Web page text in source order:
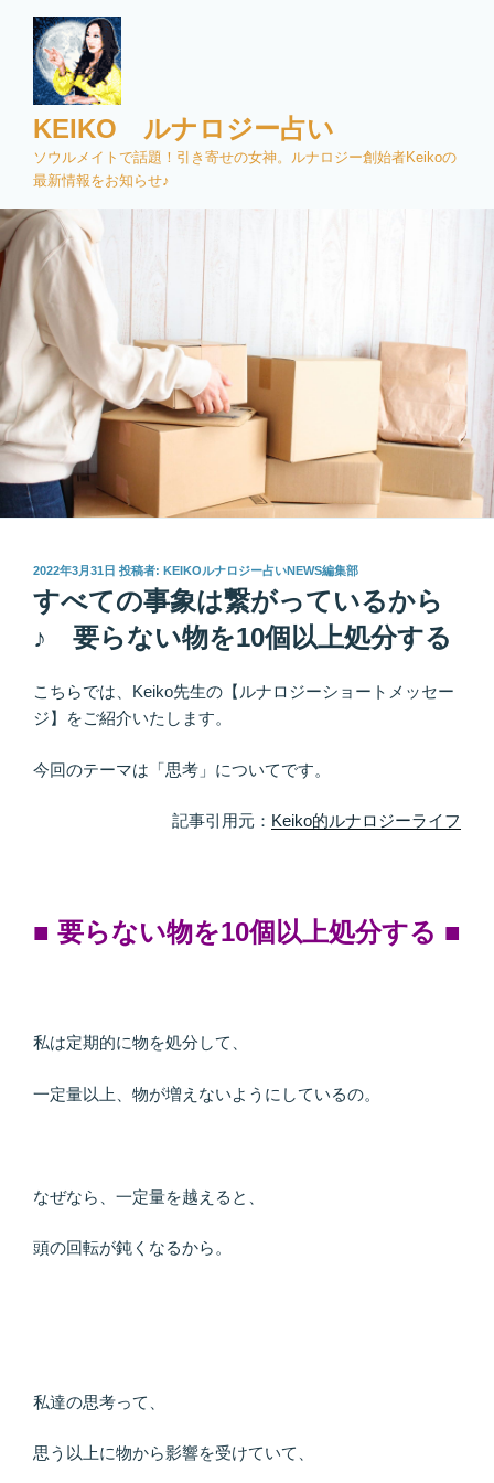
ッ
プ
KEIKO ルナロジー占い
ソウルメイトで話題！引き寄せの女神。ルナロジー創始者Keikoの
最新情報をお知らせ♪
投
日:
2022年3月31日 投稿者: KEIKOルナロジー占いNEWS編集部
すべての事象は繋がっているから
♪ 要らない物を10個以上処分する
こちらでは、Keiko先生の【ルナロジーショートメッセー
ジ】をご紹介いたします。
今回のテーマは「思考」についてです。
記事引用元： Keiko的ルナロジーライフ
■ 要らない物を10個以上処分する ■
私は定期的に物を処分して、
一定量以上、物が増えないようにしているの。
なぜなら、一定量を越えると、
頭の回転が鈍くなるから。
私達の思考って、
思う以上に物から影響を受けていて、